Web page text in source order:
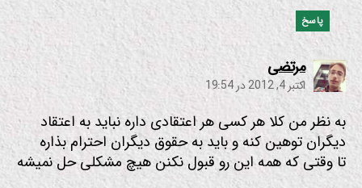
پاسخ
مرتضی
اکتبر 4, 2012 در 19:54
به نظر من کلا هر کسی هر اعتقادی داره نباید به اعتقاد
دیگران توهین کنه و باید به حقوق دیگران احترام بذاره
تا وقتی که همه این رو قبول نکنن هیچ مشکلی حل نمیشه